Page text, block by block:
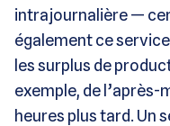
intrajournalière —
également ce
les surplus de
exemple, de
heures plus tard. Un